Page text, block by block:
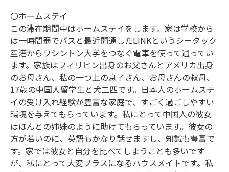
〇ホームステイ
この滞在期間中はホームステイをします。家は学校から
は一時間弱でバスと最近開通したLINKというシータック
空港からワシントン大学をつなぐ電車を使って通ってい
ます。家族はフィリピン出身のお父さんとアメリカ出身
のお母さん、私の一つ上の息子さん、お母さんの叔母、
17歳の中国人留学生と犬二匹です。日本人のホームステ
イの受け入れ経験が豊富な家庭で、すごく過ごしやすい
環境を与えてもらっています。私にとって中国人の彼女
はほんとの姉妹のように助けてもらっています。彼女の
方が若いのに、英語もかなり話せますし、知識も豊富で
す。家では彼女と自分を比べてしまうことも多いです
が、私にとって大変プラスになるハウスメイトです。私